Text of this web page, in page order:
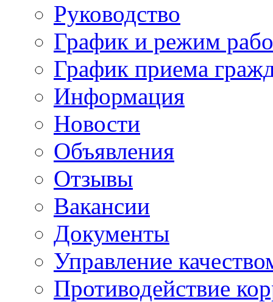
Руководство
График и режим
График приема
Информация
Новости
Объявления
Отзывы
Вакансии
Документы
Управление
Противодействие